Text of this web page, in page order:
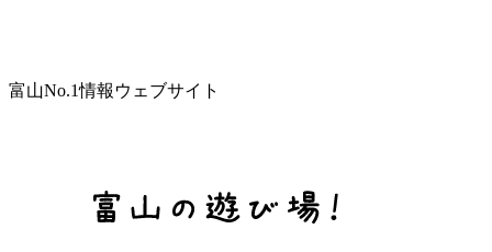
富山No.1情報ウェブサイト